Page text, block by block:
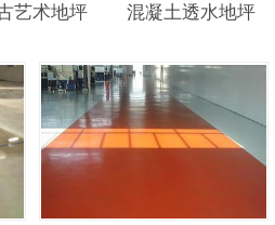
艺术地坪 混凝土透水地坪